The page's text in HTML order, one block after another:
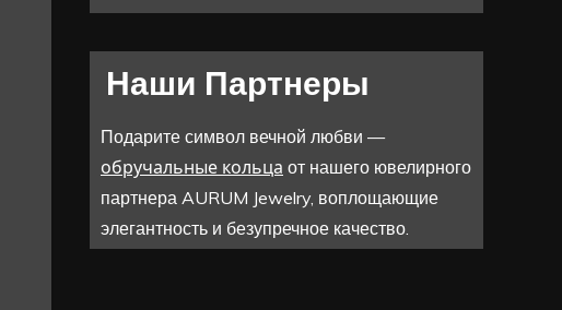
Наши Партнеры
Подарите символ вечной любви —
обручальные кольца от нашего ювелирного
партнера AURUM Jewelry, воплощающие
элегантность и безупречное качество.